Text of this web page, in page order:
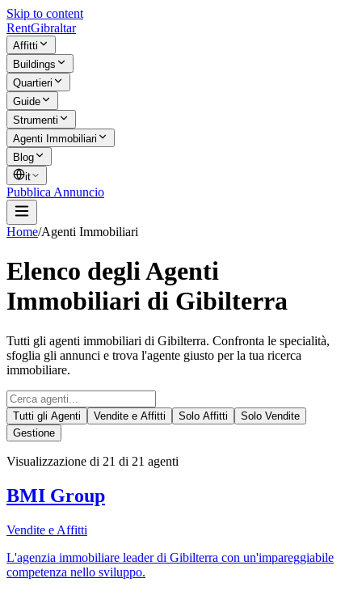
Skip to content
RentGibraltar
Affitti
Buildings
Quartieri
Guide
Strumenti
Agenti Immobiliari
Blog
it
Pubblica Annuncio
Home/Agenti Immobiliari
Elenco degli Agenti
Immobiliari di Gibilterra
Tutti gli agenti immobiliari di Gibilterra. Confronta le specialità,
sfoglia gli annunci e trova l'agente giusto per la tua ricerca
immobiliare.
Tutti gli Agenti Vendite e Affitti Solo Affitti
Solo Vendite
Gestione
Visualizzazione di 21 di 21 agenti
BMI Group
Vendite e Affitti
L'agenzia immobiliare leader di Gibilterra con un'impareggiabile
competenza nello sviluppo.